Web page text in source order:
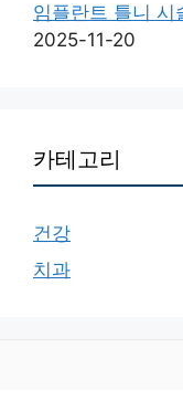
임플란트 틀니 시
2025-11-20
카테고리
건강
치과